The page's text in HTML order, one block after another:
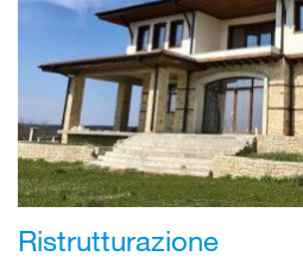
Ristrutturazione